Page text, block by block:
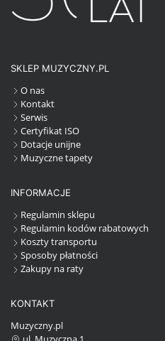
SKLEP MUZYCZNY.PL
O nas
Kontakt
Serwis
Certyfikat ISO
Dotacje unijne
Muzyczne tapety
INFORMACJE
Regulamin sklepu
Regulamin kodów rabatowych
Koszty transportu
Sposoby płatności
Zakupy na raty
KONTAKT
Muzyczny.pl